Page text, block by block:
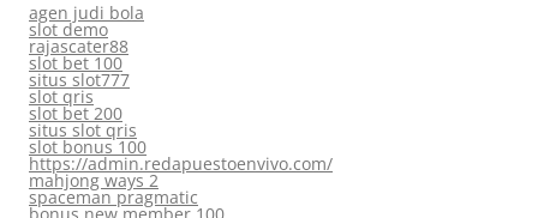
agen judi bola
slot demo
rajascater88
slot bet 100
situs slot777
slot qris
slot bet 200
situs slot qris
slot bonus 100
https://admin.redapuestoenvivo.com/
mahjong ways 2
spaceman pragmatic